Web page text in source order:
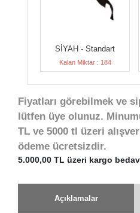
SİYAH - Standart
Kalan Miktar : 184
Fiyatları görebilmek ve
lütfen üye olunuz.
TL ve 5000 tl üzeri
ödeme ücretsizdir.
5.000,00 TL üzeri kargo
Açıklamalar